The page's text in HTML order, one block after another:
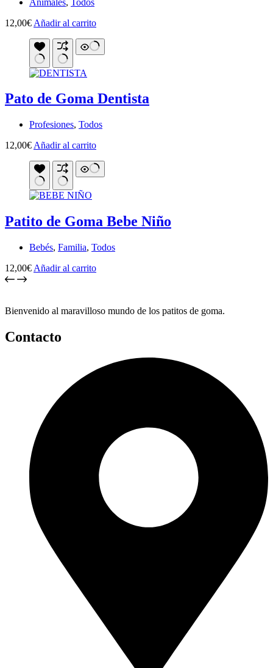
12,00€ Añadir al carrito
Pato de Goma Dentista
Profesiones, Todos
12,00€ Añadir al carrito
Patito de Goma Bebe Niño
Bebés, Familia, Todos
12,00€ Añadir al carrito
Bienvenido al maravilloso mundo de los patitos de goma.
Contacto